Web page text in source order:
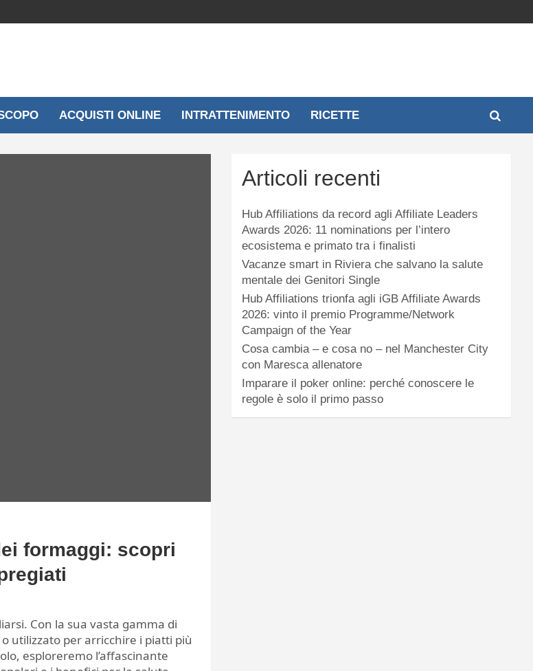
ACQUISTI ONLINE INTRATTENIMENTO RICETTE
formaggi: scopri
Con la sua vasta gamma di
utilizzato per arricchire i piatti più
esploreremo l’affascinante
Articoli recenti
Hub Affiliations da record agli Affiliate Leaders
Awards 2026: 11 nominations per l’intero
ecosistema e primato tra i finalisti
Vacanze smart in Riviera che salvano la salute
mentale dei Genitori Single
Hub Affiliations trionfa agli iGB Affiliate Awards
2026: vinto il premio Programme/Network
Campaign of the Year
Cosa cambia – e cosa no – nel Manchester City
con Maresca allenatore
Imparare il poker online: perché conoscere le
regole è solo il primo passo